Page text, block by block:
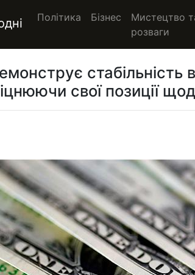
Політика Бізнес
Мистецтво
розваги
стабільність
свої позиції